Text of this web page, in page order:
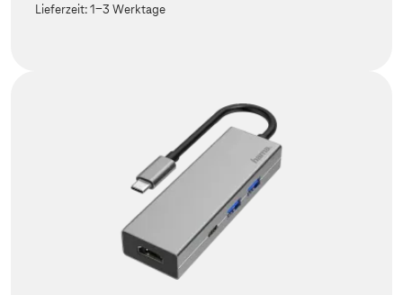
Lieferzeit:1-3 Werktage